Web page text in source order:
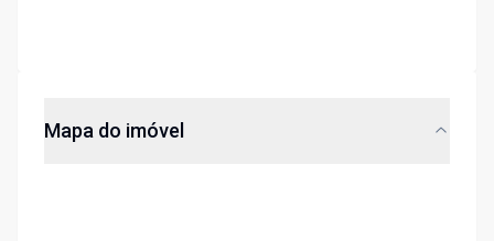
Mapa do imóvel